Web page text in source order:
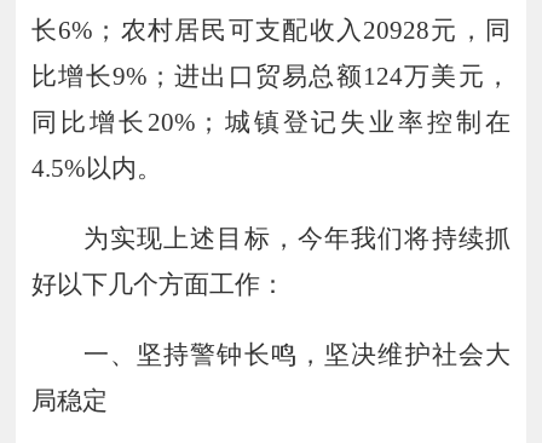
长6%；农村居民可支配收入 20928元，同
比增长9%；进出口贸易总额124万美元，
同比增长 20%；城镇登记失业率控制在
4.5%以内。
为实现上述目标，今年我们将持续抓
好以下几个方面工作：
一、 坚持警钟长鸣 ， 坚决维护社会大
局稳定